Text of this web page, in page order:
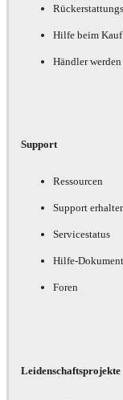
Hilfe beim Kauf
Händler werden
Support
Ressourcen
Support
Servicestatus
Hilfe-
Foren
Leidenschaftsprojekte